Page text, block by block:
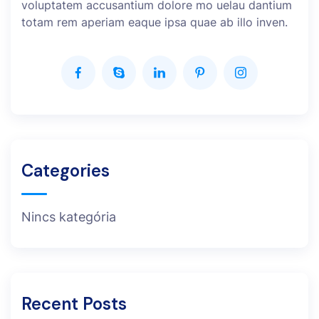
voluptatem accusantium dolore mo uelau dantium
totam rem aperiam eaque ipsa quae ab illo inven.
Categories
Nincs kategória
Recent Posts